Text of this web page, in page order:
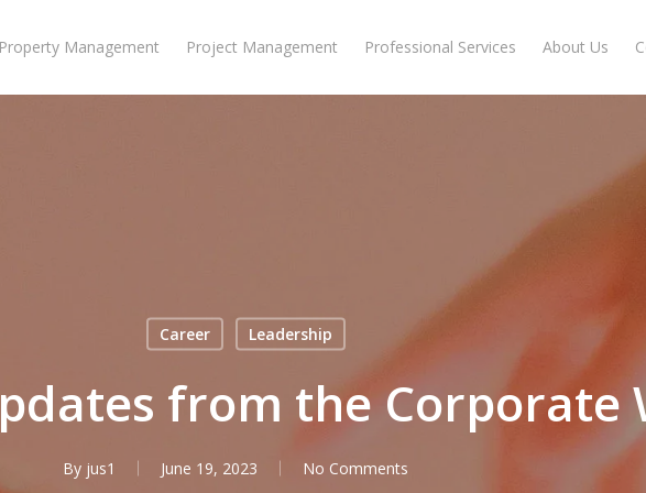
Property Management Project Management Professional Services About Us
Career Leadership
from the Corporate
By jus1 June 19, 2023 No Comments